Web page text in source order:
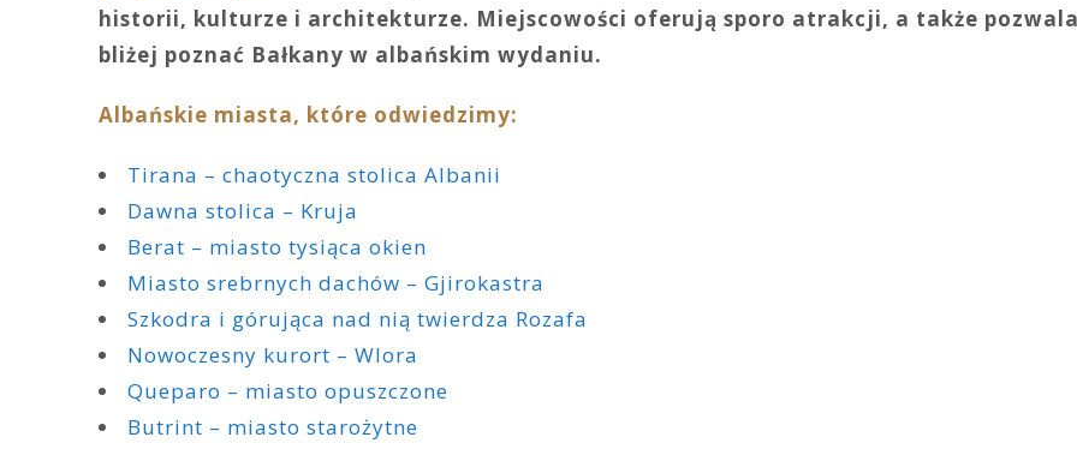
historii, kulturze i architekturze. Miejscowości oferują sporo atrakcji, a także
bliżej poznać Bałkany w albańskim wydaniu.
Albańskie miasta, które odwiedzimy:
Tirana – chaotyczna stolica Albanii
Dawna stolica – Kruja
Berat – miasto tysiąca okien
Miasto srebrnych dachów – Gjirokastra
Szkodra i górująca nad nią twierdza Rozafa
Nowoczesny kurort – Wlora
Queparo – miasto opuszczone
Butrint – miasto starożytne